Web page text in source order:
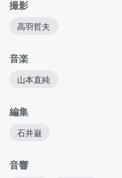
撮影
高羽哲夫
音楽
山本直純
編集
石井巌
音響